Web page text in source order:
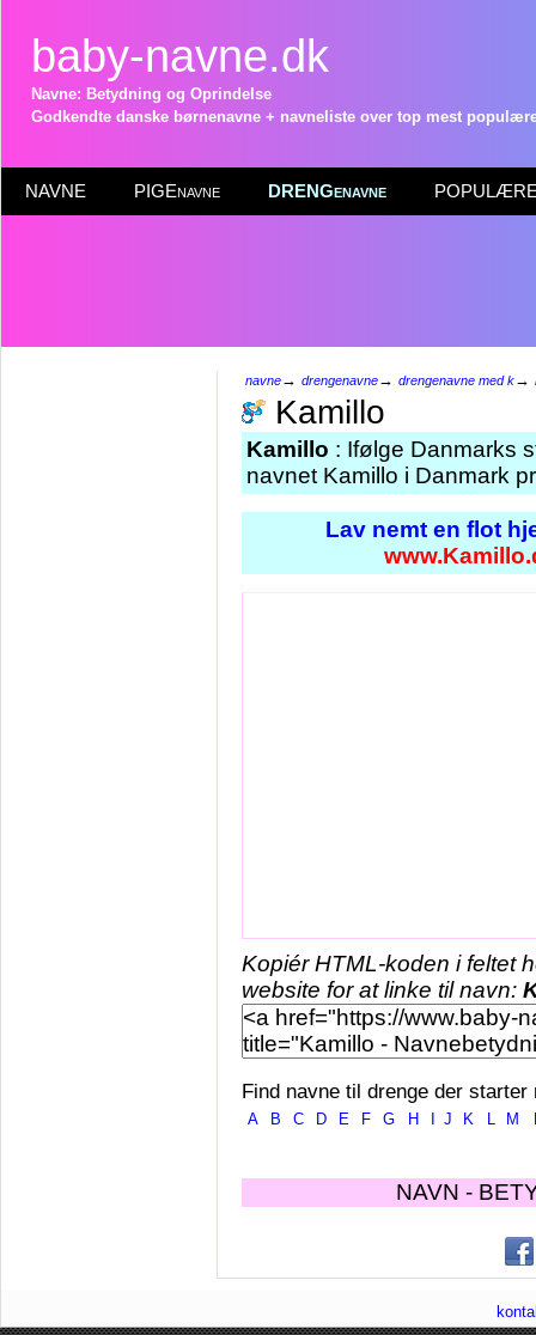
baby-navne.dk
Navne: Betydning og Oprindelse
Godkendte danske børnenavne + navneliste over top mest
NAVNE PIGEnavne DRENGenavne POPULÆRE
navne→ drengenavne→ drengenavne med k→
Kamillo
Kamillo : Ifølge Danmarks
navnet Kamillo i Danmark
Lav nemt en flot
Kopiér HTML-koden i feltet
website for at linke til navn:
Find navne til drenge der starter
A B C D E F G H J K L M
NAVN -